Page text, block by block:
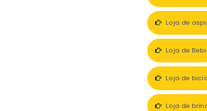
Loja de
Loja de
Loja de
Loja de